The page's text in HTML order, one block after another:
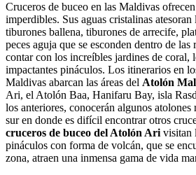
Cruceros de buceo en las Maldivas
imperdibles. Sus aguas cristalinas
tiburones ballena, tiburones de arrecife,
peces aguja que se esconden dentro de las
contar con los increíbles jardines de coral,
impactantes pináculos. Los itinerarios en
Maldivas abarcan las áreas del Atolón
Ari, el Atolón Baa, Hanifaru Bay, isla
los anteriores, conocerán algunos atolones
sur en donde es difícil encontrar otros
cruceros de buceo del Atolón Ari visitan
pináculos con forma de volcán, que se
zona, atraen una inmensa gama de vida